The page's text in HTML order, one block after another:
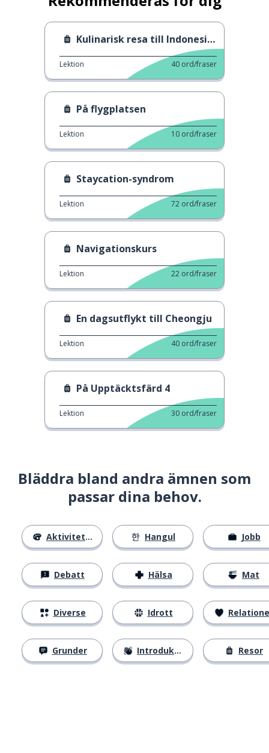
Kulinarisk resa till Indonesien
Lektion 40 ord/fraser
På flygplatsen
Lektion 10 ord/fraser
Staycation-syndrom
Lektion 72 ord/fraser
Navigationskurs
Lektion 22 ord/fraser
En dagsutflykt till Cheongju
Lektion 40 ord/fraser
På Upptäcktsfärd 4
Lektion 30 ord/fraser
Bläddra bland andra ämnen som
passar dina behov.
Aktiviteter
Debatt
Diverse
Grunder
Hangul
Hälsa
Idrott
Introduktion
Jobb
Mat
Resor